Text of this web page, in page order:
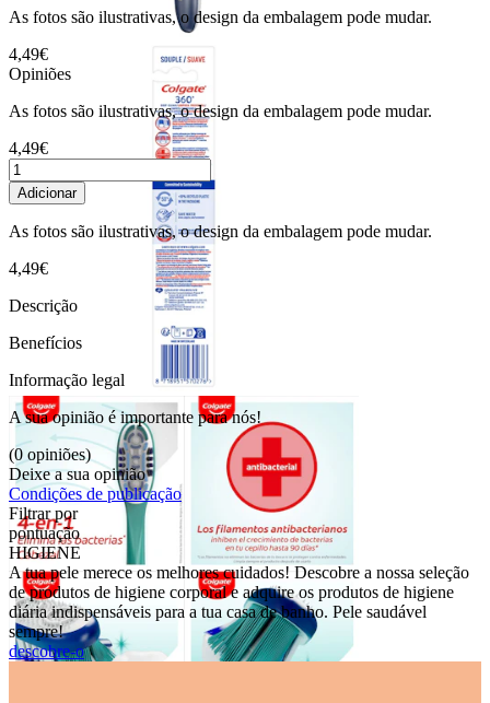
As fotos são ilustrativas, o design da embalagem pode mudar.
4,49€
Opiniões
As fotos são ilustrativas, o design da embalagem pode mudar.
4,49€
Adicionar
As fotos são ilustrativas, o design da embalagem pode mudar.
4,49€
Descrição
Benefícios
Informação legal
A sua opinião é importante para nós!
(0 opiniões)
Deixe a sua opinião
Condições de publicação
Filtrar por
pontuação
HIGIENE
A tua pele merece os melhores cuidados! Descobre a nossa seleção
de produtos de higiene corporal e adquire os produtos de higiene
diária indispensáveis para a tua casa de banho. Pele saudável
sempre!
descobre-o